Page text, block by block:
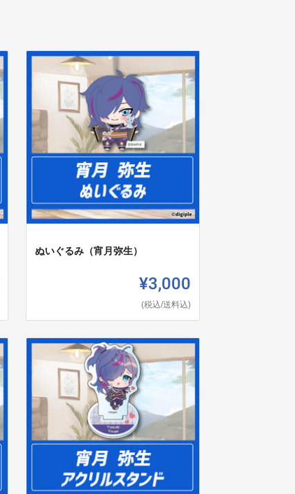
ぬいぐるみ（宵月弥生）
¥3,000
(税込/送料込)